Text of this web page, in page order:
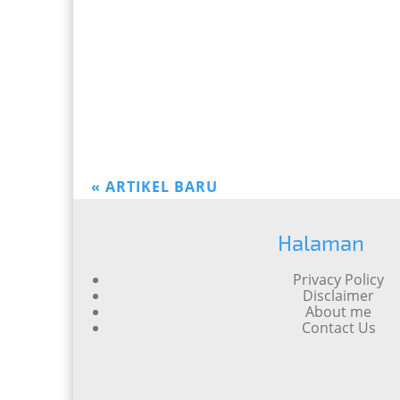
« ARTIKEL BARU
Halaman
Privacy Policy
Disclaimer
About me
Contact Us